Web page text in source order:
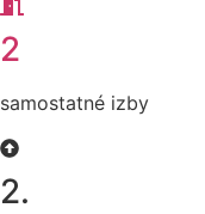
2
samostatné izby
2.